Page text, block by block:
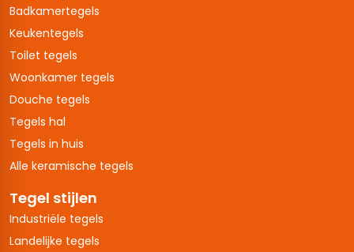
Badkamertegels
Keukentegels
Toilet tegels
Woonkamer tegels
Douche tegels
Tegels hal
Tegels in huis
Alle keramische tegels
Tegel stijlen
Industriële tegels
Landelijke tegels